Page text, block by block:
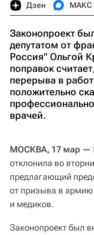
Дзен МАКС
Законопроект
депутатом от
Россия" Ольгой
поправок
перерыва в
положительно
врачей.
МОСКВА, 17 мар —
отклонила во
предлагающий
от призыва в армию
и медиков.
Законопроект был